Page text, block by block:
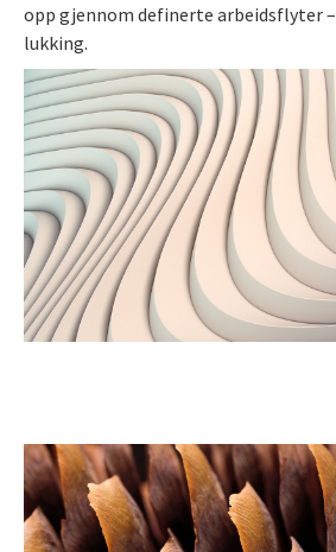
opp gjennom definerte arbeidsflyter
lukking.